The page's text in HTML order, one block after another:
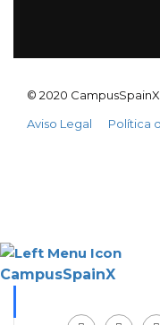
© 2020 CampusSpainX
Aviso Legal
Política
CampusSpainX